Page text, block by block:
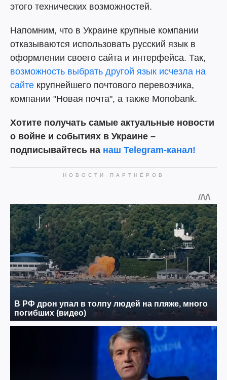
этого технических возможностей.
Напомним, что в Украине крупные компании
отказываются использовать русский язык в
оформлении своего сайта и интерфейса. Так,
возможность выбрать другой язык исчезла на
сайте крупнейшего почтового перевозчика,
компании "Новая почта", а также Monobank.
Хотите получать самые актуальные новости
о войне и событиях в Украине –
подписывайтесь на наш Telegram-канал!